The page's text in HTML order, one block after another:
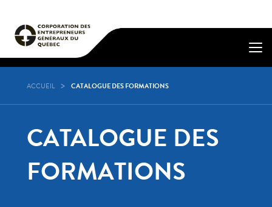
ACCUEIL CATALOGUE DES FORMATIONS
CATALOGUE DES
FORMATIONS